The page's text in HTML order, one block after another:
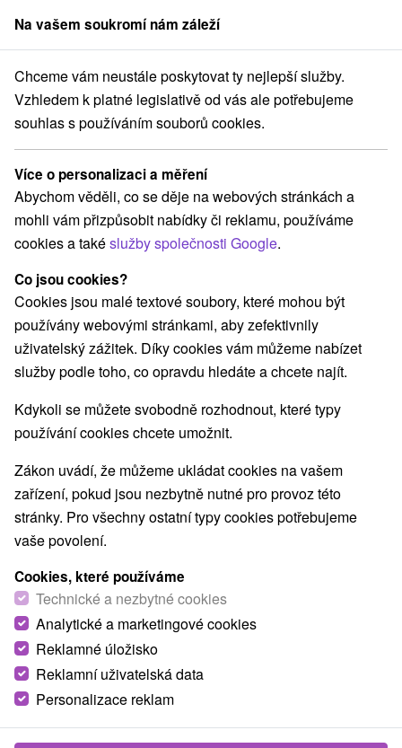
člen skupinySorger
Slovensko Žilinský kraj Kvačany Drevenica Mak Kvačany
Drevenica Mak Kvačany
Kvačany
REZERVACE A VÝBĚR POBYTU
Kontaktujte přímo ubytovatele.
Navigovat do místa
O ZAŘÍZENÍ VYBAVENÍ
Na vašem soukromí nám záleží
Chceme vám neustále poskytovat ty nejlepší služby.
Vzhledem k platné legislativě od vás ale potřebujeme
souhlas s používáním souborů cookies.
Více o personalizaci a měření
Abychom věděli, co se děje na webových stránkách a
mohli vám přizpůsobit nabídky či reklamu, používáme
cookies a takéslužby společnosti Google.
Co jsou cookies?
Cookies jsou malé textové soubory, které mohou být
používány webovými stránkami, aby zefektivnily
uživatelský zážitek. Díky cookies vám můžeme nabízet
služby podle toho, co opravdu hledáte a chcete najít.
Kdykoli se můžete svobodně rozhodnout, které typy
používání cookies chcete umožnit.
Zákon uvádí, že můžeme ukládat cookies na vašem
zařízení, pokud jsou nezbytně nutné pro provoz této
stránky. Pro všechny ostatní typy cookies potřebujeme
vaše povolení.
Cookies, které používáme
Technické a nezbytné cookies
Analytické a marketingové cookies
Reklamné úložisko
Reklamní uživatelská data
Personalizace reklam